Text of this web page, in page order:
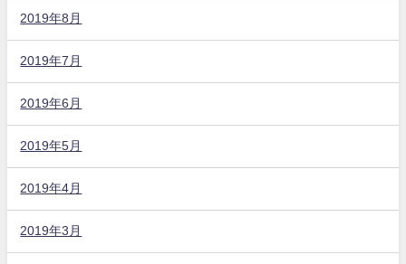
2019年8月
2019年7月
2019年6月
2019年5月
2019年4月
2019年3月